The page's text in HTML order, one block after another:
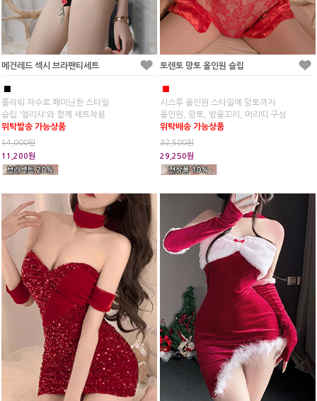
메건레드 섹시 브라팬티세트
■
플라워 자수로 페미닌한 스타일
슬립 '엘리샤'와 함께 세트착용
위탁발송 가능상품
14,000원
11,200원
토렌토 망토 올인원 슬립
■
시스루 올인원 스타일에 망토까지
올인원, 망토, 방울꼬리, 머리띠 구성
위탁배송 가능상품
32,500원
29,250원